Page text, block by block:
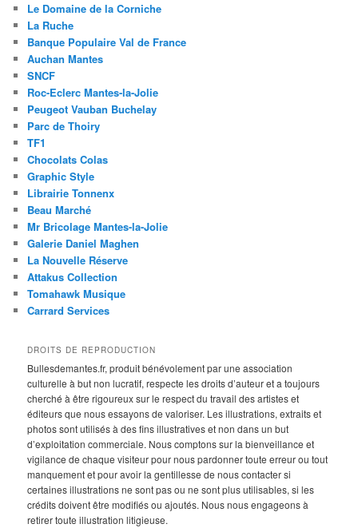
Le Domaine de la Corniche
La Ruche
Banque Populaire Val de France
Auchan Mantes
SNCF
Roc-Eclerc Mantes-la-Jolie
Peugeot Vauban Buchelay
Parc de Thoiry
TF1
Chocolats Colas
Graphic Style
Librairie Tonnenx
Beau Marché
Mr Bricolage Mantes-la-Jolie
Galerie Daniel Maghen
La Nouvelle Réserve
Attakus Collection
Tomahawk Musique
Carrard Services
DROITS DE REPRODUCTION
Bullesdemantes.fr, produit bénévolement par une association
culturelle à but non lucratif, respecte les droits d’auteur et a toujours
cherché à être rigoureux sur le respect du travail des artistes et
éditeurs que nous essayons de valoriser. Les illustrations, extraits et
photos sont utilisés à des fins illustratives et non dans un but
d’exploitation commerciale. Nous comptons sur la bienveillance et
vigilance de chaque visiteur pour nous pardonner toute erreur ou tout
manquement et pour avoir la gentillesse de nous contacter si
certaines illustrations ne sont pas ou ne sont plus utilisables, si les
crédits doivent être modifiés ou ajoutés. Nous nous engageons à
retirer toute illustration litigieuse.